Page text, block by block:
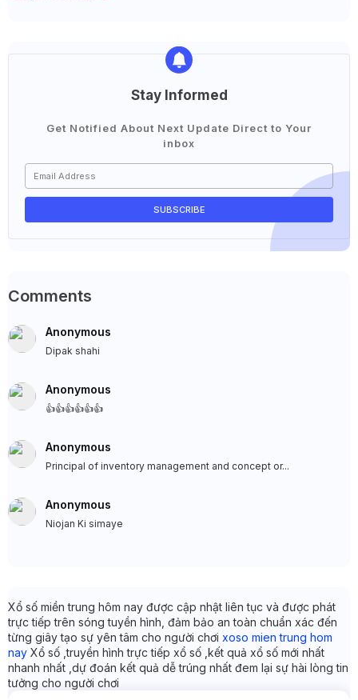
Stay Informed
Get Notified About Next Update Direct to Your
inbox
Comments
Anonymous
Dipak shahi
Anonymous
👍👍👍👍👍👍
Anonymous
Principal of inventory management and concept or...
Anonymous
Niojan Ki simaye
Xổ số miền trung hôm nay được cập nhật liên tục và được phát
trực tiếp trên sóng tuyền hình, đảm bảo an toàn chuẩn xác đến
từng giây tạo sự yên tâm cho người chơi xoso mien trung hom
nay Xổ số ,truyền hình trực tiếp xổ số ,kết quả xổ số mới nhất
nhanh nhất ,dự đoán kết quả dễ trúng nhất đem lại sự hài lòng tin
tưởng cho người chơi